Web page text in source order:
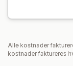
Alle kostnader
kostnader faktureres